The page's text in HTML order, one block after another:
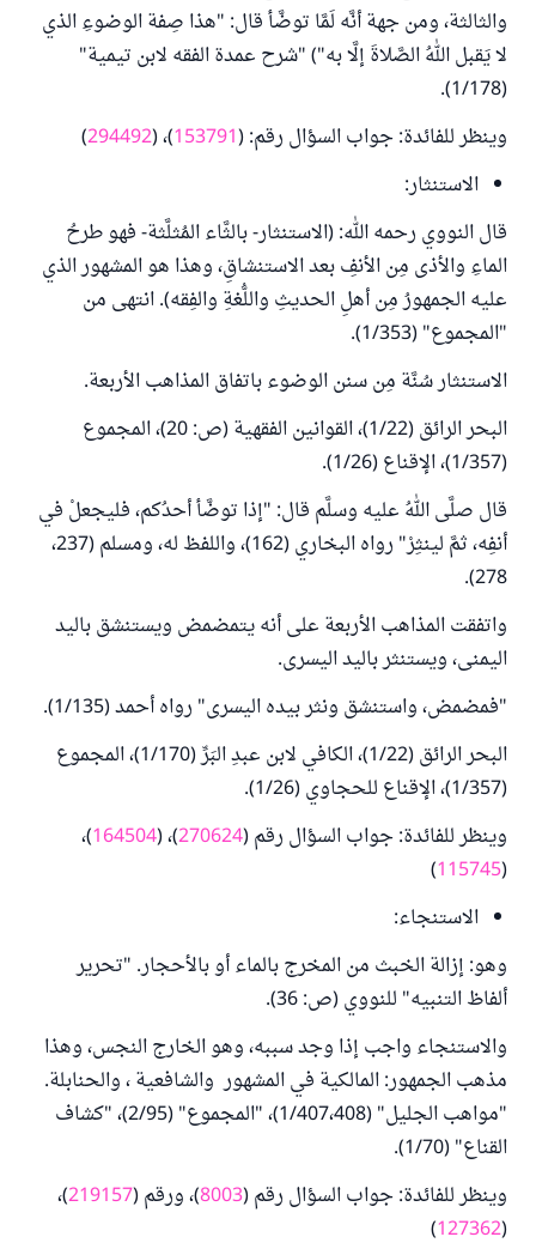
والثالثة، ومن جهة أنَّه لَمَّا توضَّأ قال: "هذا صِفة الوضوءِ الذي
لا يَقبل اللهُ الصَّلاةَ إلَّا به") "شرح عمدة الفقه لابن تيمية"
(1/178).
وينظر للفائدة: جواب السؤال رقم: (153791)، (294492
)
الاستنثار:
قال النووي رحمه الله: (الاستنثار- بالثَّاء المُثلَّثة- فهو طرحُ
الماءِ والأذى مِن الأنفِ بعد الاستنشاقِ، وهذا هو المشهور الذي
عليه الجمهورُ مِن أهلِ الحديثِ واللُّغةِ والفِقه). انتهى من
"المجموع" (1/353).
الاستنثار سُنَّة مِن سنن الوضوء باتفاق المذاهب الأربعة.
البحر الرائق (1/22)، القوانين الفقهية (ص: 20)، المجموع
(1/357)، الإقناع (1/26).
قال صلَّى اللهُ عليه وسلَّم قال: "إذا توضَّأ أحدُكم، فليجعلْ في
أنفِه، ثمَّ لينثِرْ" رواه البخاري (162)، واللفظ له، ومسلم (237،
278).
واتفقت المذاهب الأربعة على أنه يتمضمض ويستنشق باليد
اليمنى، ويستنثر باليد اليسرى.
"فمضمض، واستنشق ونثر بيده اليسرى" رواه أحمد (1/135).
البحر الرائق (1/22)، الكافي لابن عبدِ البَرِّ (1/170)، المجموع
(1/357)، الإقناع للحجاوي (1/26).
وينظر للفائدة: جواب السؤال رقم (270624)، (164504)،
(
115745
)
الاستنجاء:
وهو: إزالة الخبث من المخرج بالماء أو بالأحجار. "تحرير
ألفاظ التنبيه" للنووي (ص: 36).
والاستنجاء واجب إذا وجد سببه، وهو الخارج النجس، وهذا
مذهب الجمهور: المالكية في المشهور والشافعية ، والحنابلة.
"مواهب الجليل" (1/407،408)، "المجموع" (2/95)، "كشاف
القناع" (1/70).
وينظر للفائدة: جواب السؤال رقم (8003)، ورقم (219157)،
(
127362
)